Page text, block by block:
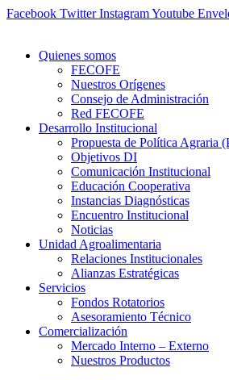
Ir
Facebook Twitter InstagramYoutube
Quienes somos
FECOFE
Nuestros Orígenes
Consejo de Administración
Red FECOFE
Desarrollo Institucional
Propuesta de Política Agraria
Objetivos DI
Comunicación Institucional
Educación Cooperativa
Instancias Diagnósticas
Encuentro Institucional
Noticias
Unidad Agroalimentaria
Relaciones Institucionales
Alianzas Estratégicas
Servicios
Fondos Rotatorios
Asesoramiento Técnico
Comercialización
Mercado Interno – Externo
Nuestros Productos